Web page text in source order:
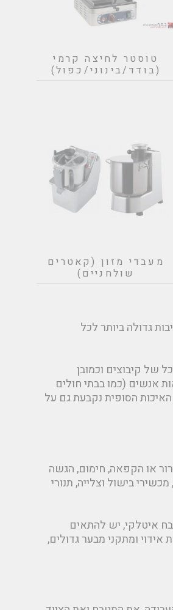
טוסטר לחיצה קרמי
(בודד/בינוני/כפול)
מעבדי מזון (קאטרים
שולחניים)
גדולה ביותר לכל
של קיבוצים וכמובן
אנשים (כמו בבתי חולים
הסופית נקבעת גם על
או הקפאה, חימום, הגשה
בישול וצלייה, תנורי
איטלקי, יש להתאים
ומתקני מבער גדולים,